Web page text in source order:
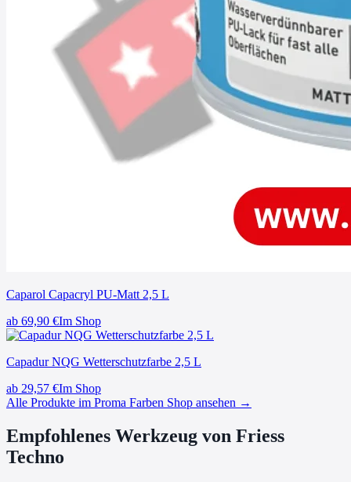
Caparol Capacryl PU-Matt 2,5 L
ab 69,90 €Im Shop
Capadur NQG Wetterschutzfarbe 2,5 L
ab 29,57 €Im Shop
Alle Produkte im Proma Farben Shop ansehen →
Empfohlenes Werkzeug von Friess
Techno